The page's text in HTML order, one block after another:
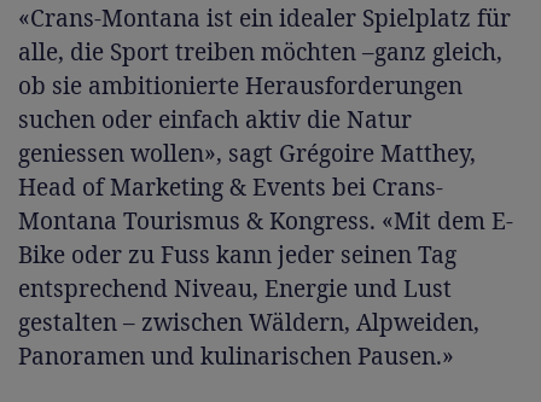
«Crans-Montana ist ein idealer Spielplatz für
alle, die Sport treiben möchten –ganz gleich,
ob sie ambitionierte Herausforderungen
suchen oder einfach aktiv die Natur
geniessen wollen», sagt Grégoire Matthey,
Head of Marketing & Events bei Crans-
Montana Tourismus & Kongress. «Mit dem E-
Bike oder zu Fuss kann jeder seinen Tag
entsprechend Niveau, Energie und Lust
gestalten – zwischen Wäldern, Alpweiden,
Panoramen und kulinarischen Pausen.»